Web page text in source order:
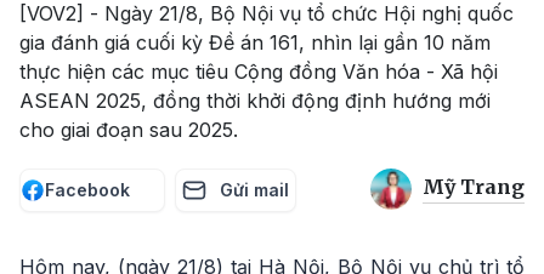
[VOV2] - Ngày 21/8, Bộ Nội vụ tổ chức Hội nghị quốc
gia đánh giá cuối kỳ Đề án 161, nhìn lại gần 10 năm
thực hiện các mục tiêu Cộng đồng Văn hóa - Xã hội
ASEAN 2025, đồng thời khởi động định hướng mới
cho giai đoạn sau 2025.
Facebook Gửi mail Mỹ Trang
Hôm nay, (ngày 21/8) tại Hà Nội, Bộ Nội vụ chủ trì tổ